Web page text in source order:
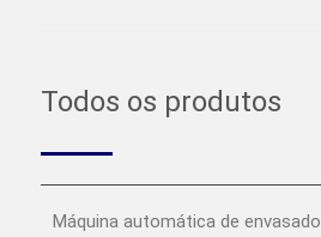
Todos os produtos
Máquina automática de envasado